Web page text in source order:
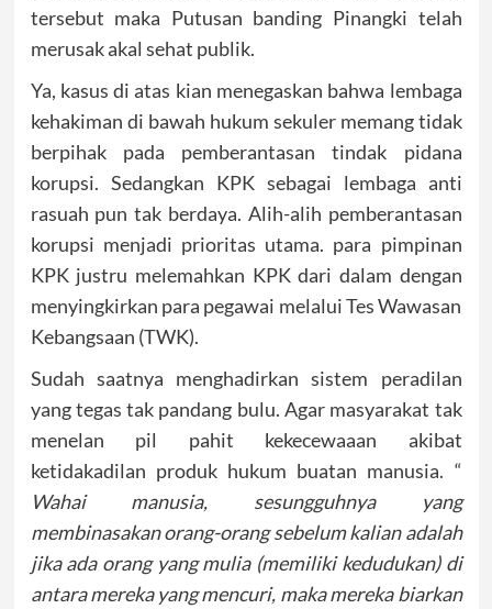
tersebut maka Putusan banding Pinangki telah
merusak akal sehat publik.
Ya, kasus di atas kian menegaskan bahwa lembaga
kehakiman di bawah hukum sekuler memang tidak
berpihak pada pemberantasan tindak pidana
korupsi. Sedangkan KPK sebagai lembaga anti
rasuah pun tak berdaya. Alih-alih pemberantasan
korupsi menjadi prioritas utama. para pimpinan
KPK justru melemahkan KPK dari dalam dengan
menyingkirkan para pegawai melalui Tes Wawasan
Kebangsaan (TWK).
Sudah saatnya menghadirkan sistem peradilan
yang tegas tak pandang bulu. Agar masyarakat tak
menelan pil pahit kekecewaaan akibat
ketidakadilan produk hukum buatan manusia. “
Wahai manusia, sesungguhnya yang
membinasakan orang-orang sebelum kalian adalah
jika ada orang yang mulia (memiliki kedudukan) di
antara mereka yang mencuri, maka mereka biarkan